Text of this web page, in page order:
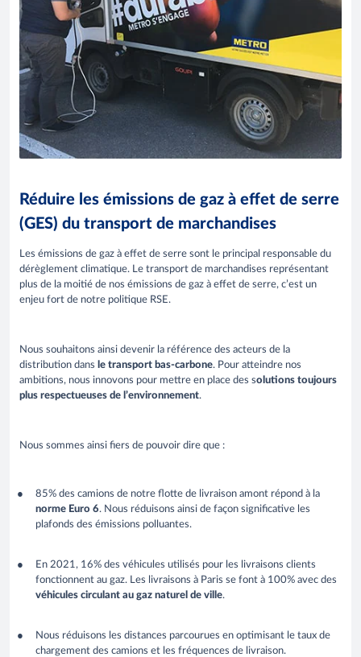
Réduire les émissions de gaz à effet de serre
(GES) du transport de marchandises
Les émissions de gaz à effet de serre sont le principal responsable du
dérèglement climatique. Le transport de marchandises représentant
plus de la moitié de nos émissions de gaz à effet de serre, c’est un
enjeu fort de notre politique RSE.
Nous souhaitons ainsi devenir la référence des acteurs de la
distribution dans le transport bas-carbone. Pour atteindre nos
ambitions, nous innovons pour mettre en place des solutions toujours
plus respectueuses de l’environnement.
Nous sommes ainsi fiers de pouvoir dire que :
85% des camions de notre flotte de livraison amont répond à la
norme Euro 6. Nous réduisons ainsi de façon significative les
plafonds des émissions polluantes.
En 2021, 16% des véhicules utilisés pour les livraisons clients
fonctionnent au gaz. Les livraisons à Paris se font à 100% avec des
véhicules circulant au gaz naturel de ville.
Nous réduisons les distances parcourues en optimisant le taux de
chargement des camions et les fréquences de livraison.